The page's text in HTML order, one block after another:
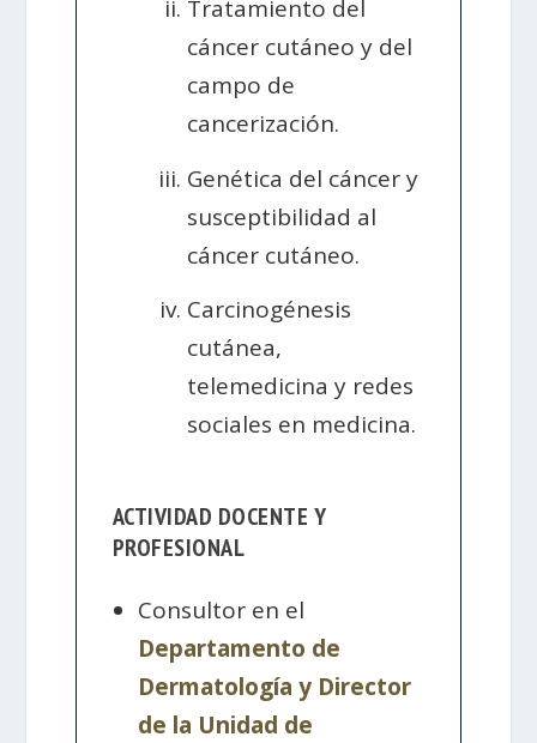
Tratamiento del
cáncer cutáneo y del
campo de
cancerización.
Genética del cáncer y
susceptibilidad al
cáncer cutáneo.
Carcinogénesis
cutánea,
telemedicina y redes
sociales en medicina.
ACTIVIDAD DOCENTE Y
PROFESIONAL
Consultor en el
Departamento de
Dermatología y Director
de la Unidad de